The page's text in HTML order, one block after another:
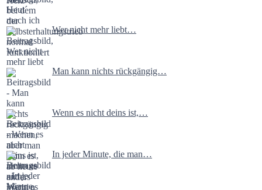
Wer nicht mehr liebt…
Man kann nichts rückgängig…
Wenn es nicht deins ist,…
In jeder Minute, die man…